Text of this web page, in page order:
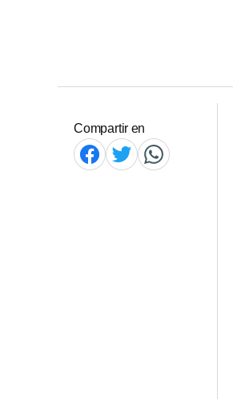
Compartir en